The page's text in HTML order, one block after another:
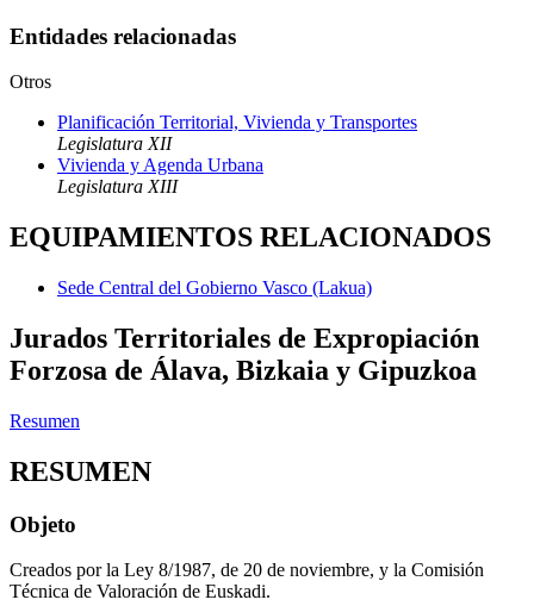
Entidades relacionadas
Otros
Planificación Territorial, Vivienda y Transportes
Legislatura XII
Vivienda y Agenda Urbana
Legislatura XIII
EQUIPAMIENTOS RELACIONADOS
Sede Central del Gobierno Vasco (Lakua)
Jurados Territoriales de Expropiación
Forzosa de Álava, Bizkaia y Gipuzkoa
Resumen
RESUMEN
Objeto
Creados por la Ley 8/1987, de 20 de noviembre, y la Comisión
Técnica de Valoración de Euskadi.